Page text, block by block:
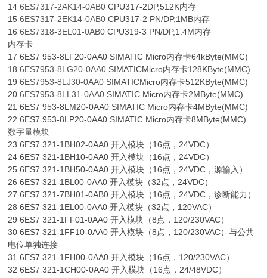
146ES7317-2AK14-0AB0 CPU317-2DP,512K内存
156ES7317-2EK14-0AB0 CPU317-2 PN/DP,1MB内存
166ES7318-3EL01-0AB0 CPU319-3 PN/DP,1.4M内存
内存卡
17 6ES7 953-8LF20-0AA0 SIMATIC Micro内存卡64kByte(MMC)
186ES7953-8LG20-0AA0 SIMATICMicro内存卡128KByte(MMC)
196ES7953-8LJ30-0AA0 SIMATICMicro内存卡512KByte(MMC)
206ES7953-8LL31-0AA0 SIMATIC Micro内存卡2MByte(MMC)
21 6ES7 953-8LM20-0AA0 SIMATIC Micro内存卡4MByte(MMC)
22 6ES7 953-8LP20-0AA0 SIMATIC Micro内存卡8MByte(MMC)
数字量模块
23 6ES7 321-1BH02-0AA0 开入模块（16点，24VDC）
24 6ES7 321-1BH10-0AA0 开入模块（16点，24VDC）
25 6ES7 321-1BH50-0AA0 开入模块（16点，24VDC，源输入）
26 6ES7 321-1BL00-0AA0 开入模块（32点，24VDC）
27 6ES7 321-7BH01-0AB0 开入模块（16点，24VDC，诊断能力）
28 6ES7 321-1EL00-0AA0 开入模块（32点，120VAC）
29 6ES7 321-1FF01-0AA0 开入模块（8点，120/230VAC）
30 6ES7 321-1FF10-0AA0 开入模块（8点，120/230VAC）与公共
电位单独连接
31 6ES7 321-1FH00-0AA0 开入模块（16点，120/230VAC）
32 6ES7 321-1CH00-0AA0 开入模块（16点，24/48VDC）